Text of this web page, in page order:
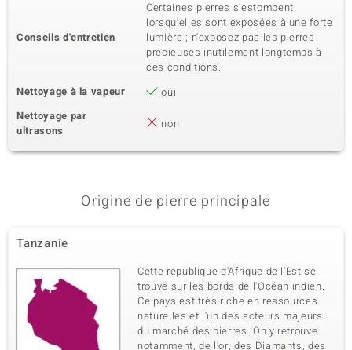
Conseils d'entretien
Certaines pierres s'estompent
lorsqu'elles sont exposées à une forte
lumière ; n'exposez pas les pierres
précieuses inutilement longtemps à
ces conditions.
Nettoyage à la vapeur
oui
Nettoyage par
ultrasons
non
Origine de pierre principale
Tanzanie
Cette république d'Afrique de l'Est se
trouve sur les bords de l'Océan indien.
Ce pays est très riche en ressources
naturelles et l'un des acteurs majeurs
du marché des pierres. On y retrouve
notamment, de l'or, des Diamants, des